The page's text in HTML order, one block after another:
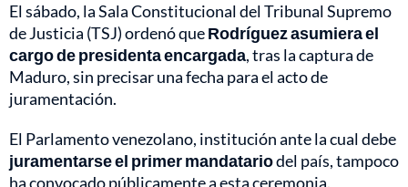
El sábado, la Sala Constitucional del Tribunal Supremo
de Justicia (TSJ) ordenó queRodríguez asumiera el
cargo de presidenta encargada, tras la captura de
Maduro, sin precisar una fecha para el acto de
juramentación.
El Parlamento venezolano, institución ante la cual debe
juramentarse el primer mandatariodel país, tampoco
ha convocado públicamente a esta ceremonia.